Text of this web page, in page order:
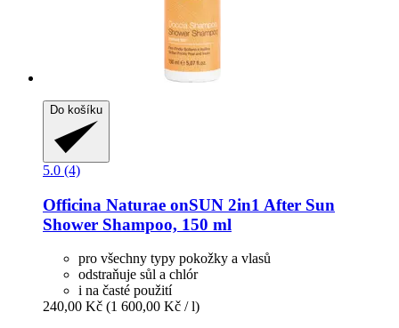
Do košíku
5.0 (4)
Officina Naturae onSUN 2in1 After Sun
Shower Shampoo, 150 ml
pro všechny typy pokožky a vlasů
odstraňuje sůl a chlór
i na časté použití
240,00 Kč (1 600,00 Kč / l)